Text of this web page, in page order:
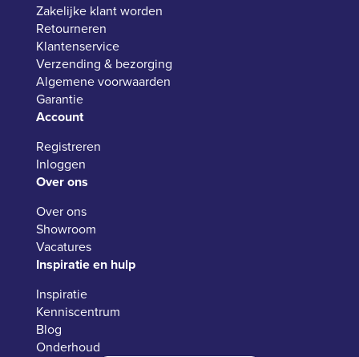
Zakelijke klant worden
Retourneren
Klantenservice
Verzending & bezorging
Algemene voorwaarden
Garantie
Account
Registreren
Inloggen
Over ons
Over ons
Showroom
Vacatures
Inspiratie en hulp
Inspiratie
Kenniscentrum
Blog
Onderhoud